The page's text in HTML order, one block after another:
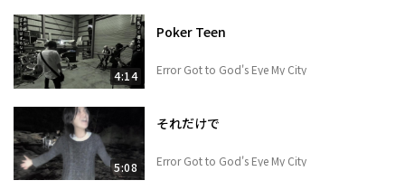
4:14
Poker Teen
Error Got to God's Eye My City
5:08
それだけで
Error Got to God's Eye My City